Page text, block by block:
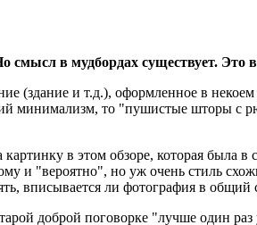
в мудбордах существует. Это
и т.д.), оформленное в
минимализм, то "пушистые шторы с
в этом обзоре, которая была
и "вероятно", но уж очень стиль
вписывается ли фотография в общий
доброй поговорке "лучше один